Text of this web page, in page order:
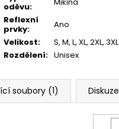
oděvu:
Reflexní
prvky:
Ano
Velikost: S, M, L, XL, 2XL, 3XL
Rozdělení: Unisex
soubory (1) Diskuze